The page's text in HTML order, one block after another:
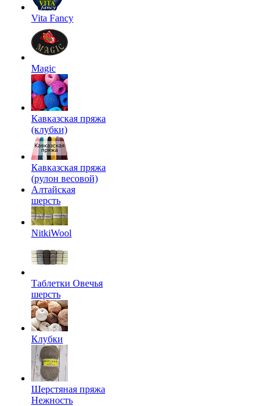
Vita Fancy
Magic
Кавказская пряжа
(клубки)
Кавказская пряжа
(рулон весовой)
Алтайская
шерсть
NitkiWool
Таблетки Овечья
шерсть
Клубки
Шерстяная пряжа
Нежность